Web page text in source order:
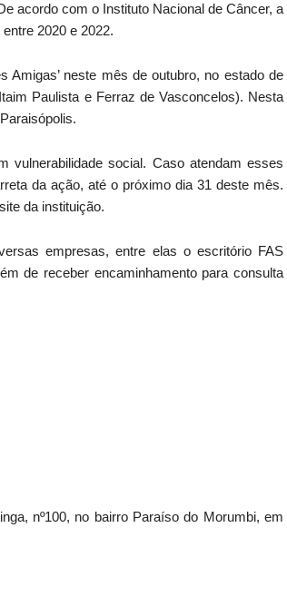
acordo com o Instituto Nacional de Câncer, a
2020 e 2022.
Amigas’ neste mês de outubro, no estado de
Paulista e Ferraz de Vasconcelos). Nesta
social. Caso atendam esses
da ação, até o próximo dia 31 deste mês.
da instituição.
empresas, entre elas o escritório FAS
de receber encaminhamento para consulta
nº100, no bairro Paraíso do Morumbi, em